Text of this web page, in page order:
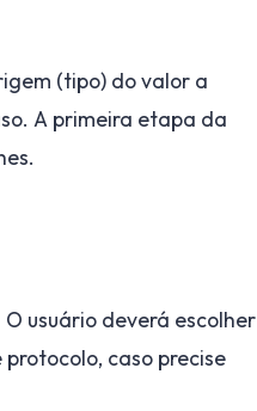
(tipo) do valor a
A primeira etapa da
usuário deverá escolher
caso precise